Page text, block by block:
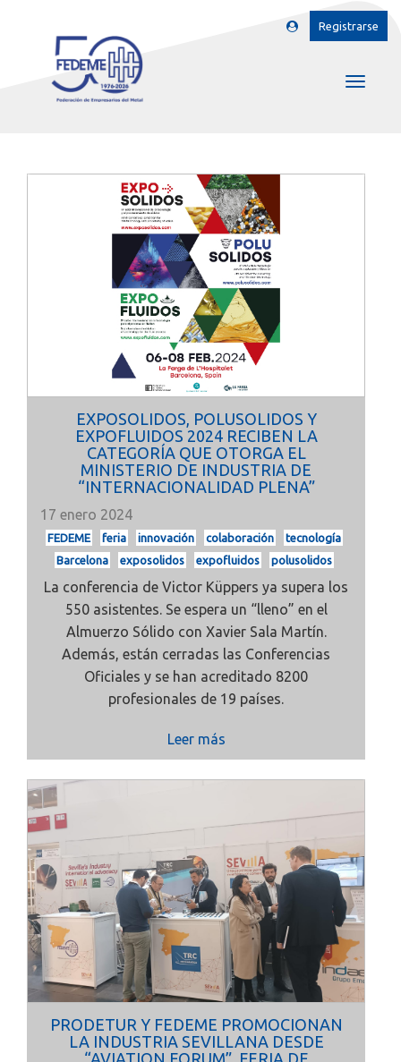
Registrarse
EXPOSOLIDOS, POLUSOLIDOS Y
EXPOFLUIDOS 2024 RECIBEN LA
CATEGORÍA QUE OTORGA EL
MINISTERIO DE INDUSTRIA DE
“INTERNACIONALIDAD PLENA”
17 enero 2024
FEDEME feria innovación colaboración
tecnología
Barcelona
exposolidos expofluidos polusolidos
La conferencia de Victor Küppers ya supera los
550 asistentes. Se espera un “lleno” en el
Almuerzo Sólido con Xavier Sala Martín.
Además, están cerradas las Conferencias
Oficiales y se han acreditado 8200
profesionales de 19 países.
Leer más
PRODETUR Y FEDEME PROMOCIONAN
LA INDUSTRIA SEVILLANA DESDE
“AVIATION FORUM”, FERIA DE